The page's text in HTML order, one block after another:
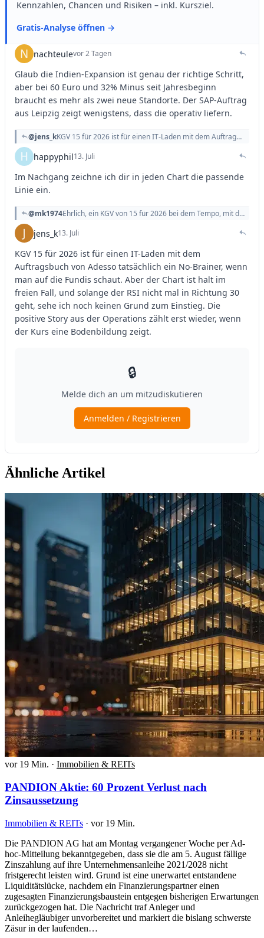
Ähnliche Artikel
vor 19 Min. · Immobilien & REITs
PANDION Aktie: 60 Prozent Verlust nach
Zinsaussetzung
Immobilien & REITs · vor 19 Min.
Die PANDION AG hat am Montag vergangener Woche per Ad-
hoc-Mitteilung bekanntgegeben, dass sie die am 5. August fällige
Zinszahlung auf ihre Unternehmensanleihe 2021/2028 nicht
fristgerecht leisten wird. Grund ist eine unerwartet entstandene
Liquiditätslücke, nachdem ein Finanzierungspartner einen
zugesagten Finanzierungsbaustein entgegen bisherigen Erwartungen
zurückgezogen hat. Die Nachricht traf Anleger und
Anleihegläubiger unvorbereitet und markiert die bislang schwerste
Zäsur in der laufenden…